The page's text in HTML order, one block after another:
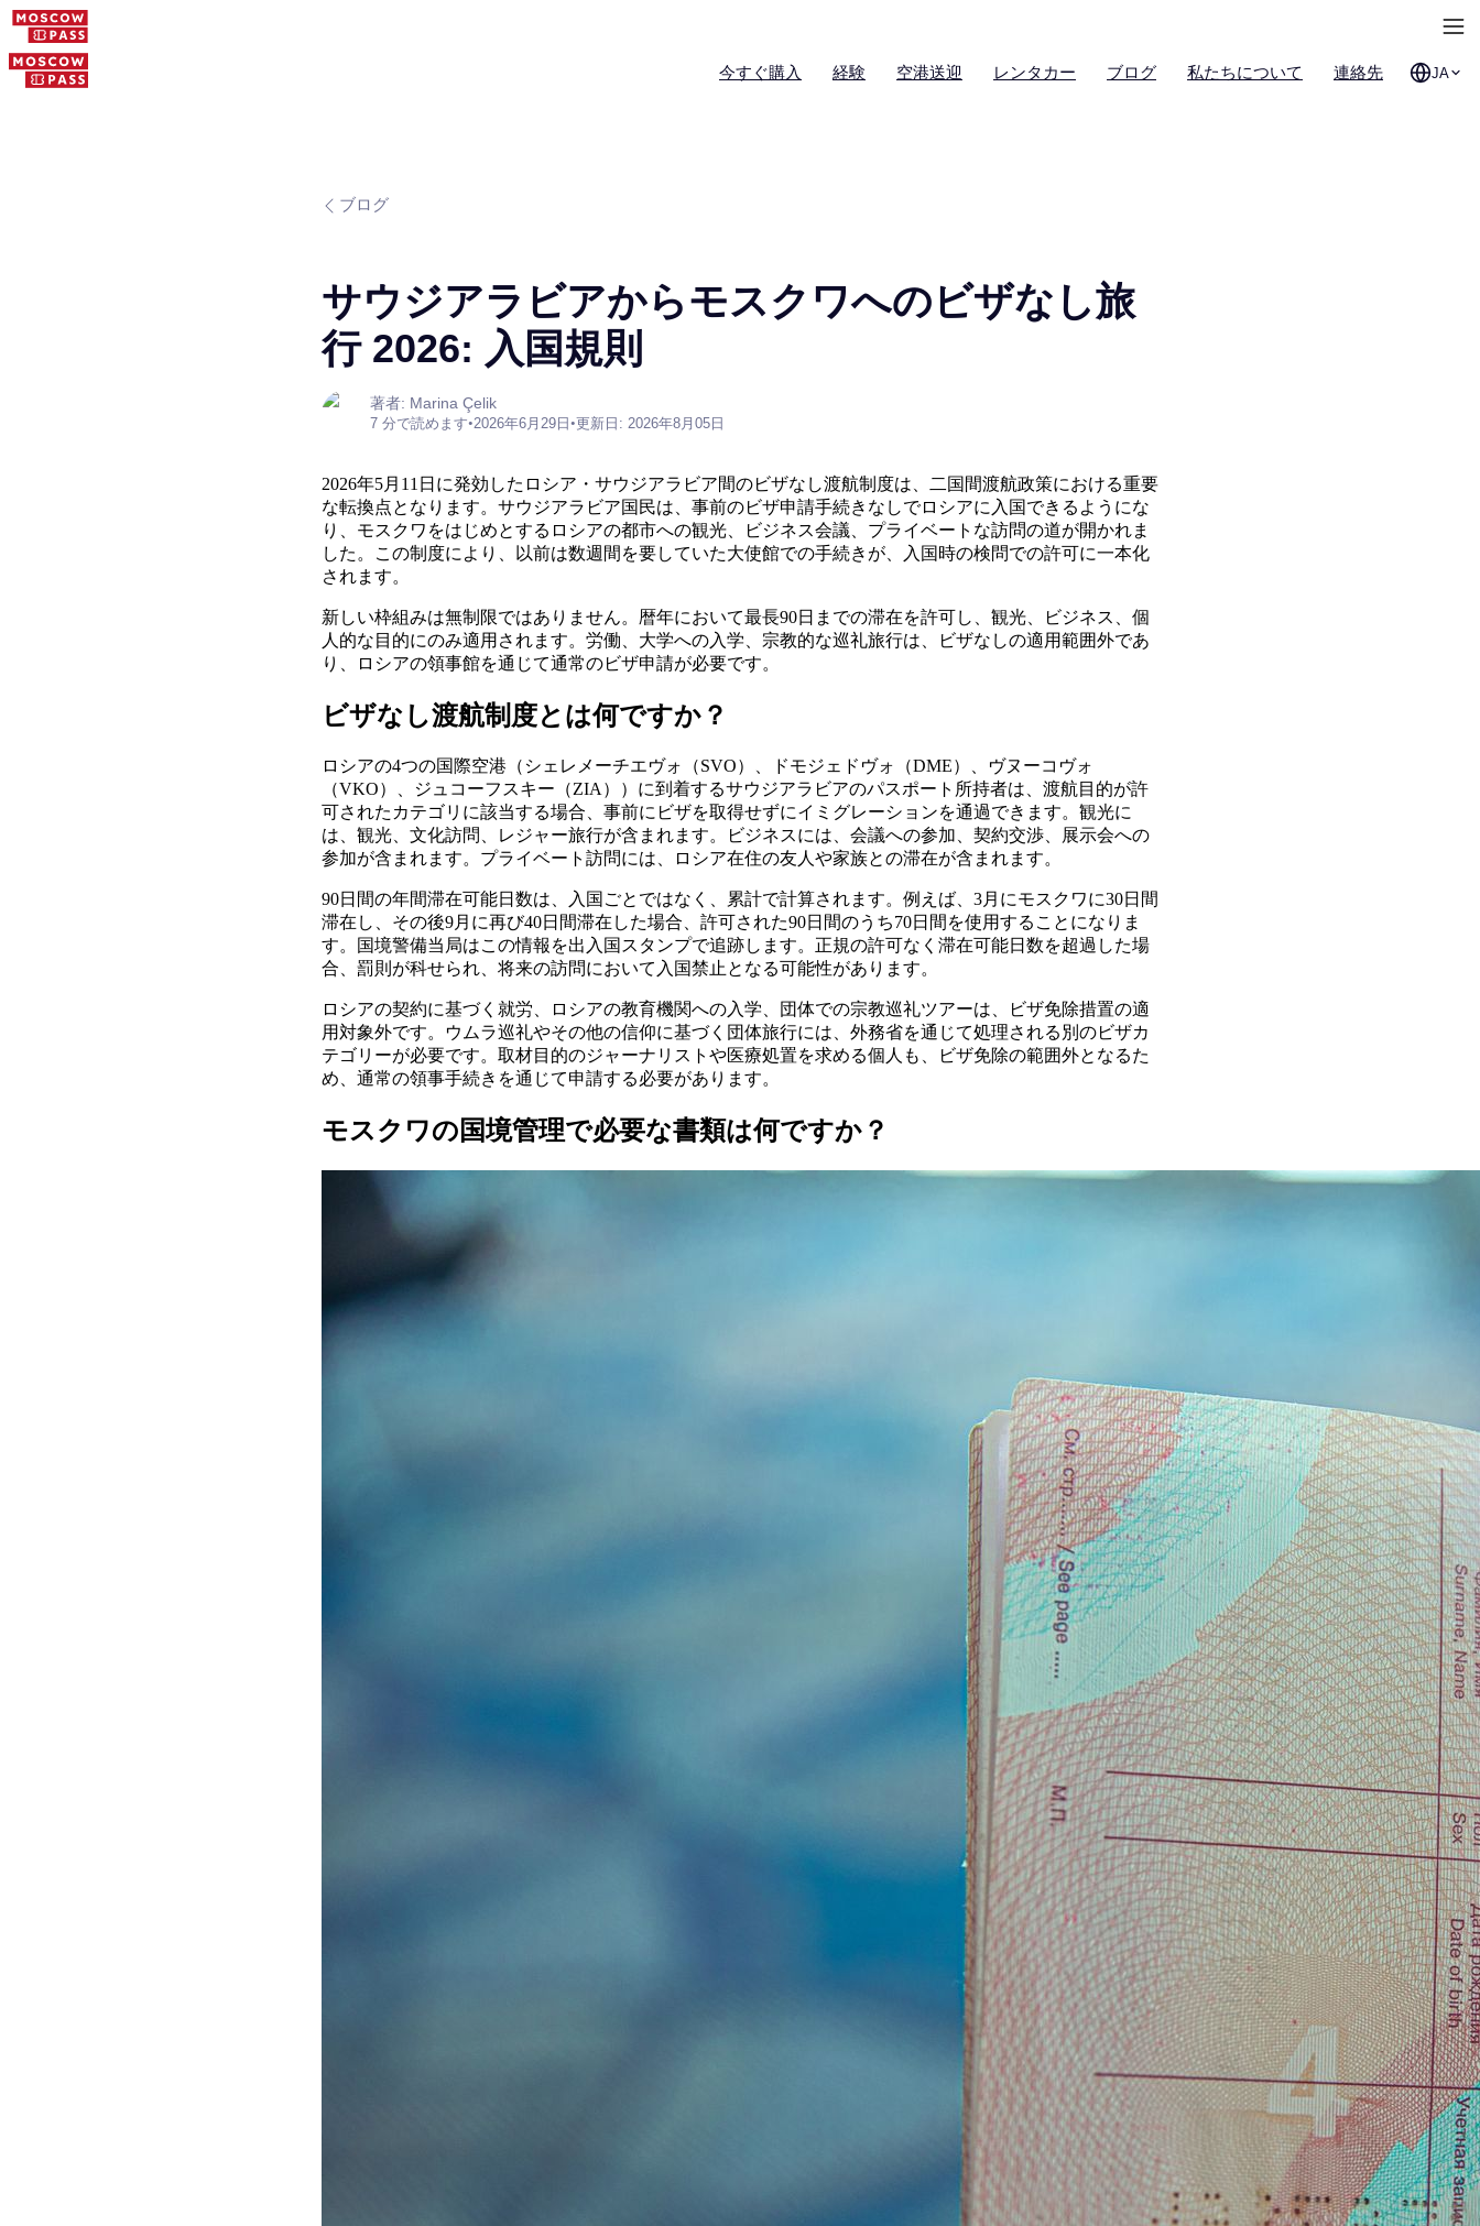
今すぐ購入 経験 空港送迎 レンタカー ブログ 私たちについて 連絡先 JA
ブログ
サウジアラビアからモスクワへのビザなし旅
行 2026: 入国規則
著者: Marina Çelik
7 分で読めます•2026年6月29日 •更新日: 2026年8月05日
2026年5月11日に発効したロシア・サウジアラビア間のビザなし渡航制度は、二国間渡航政策における重要
な転換点となります。サウジアラビア国民は、事前のビザ申請手続きなしでロシアに入国できるようにな
り、モスクワをはじめとするロシアの都市への観光、ビジネス会議、プライベートな訪問の道が開かれま
した。この制度により、以前は数週間を要していた大使館での手続きが、入国時の検問での許可に一本化
されます。
新しい枠組みは無制限ではありません。暦年において最長90日までの滞在を許可し、観光、ビジネス、個
人的な目的にのみ適用されます。労働、大学への入学、宗教的な巡礼旅行は、ビザなしの適用範囲外であ
り、ロシアの領事館を通じて通常のビザ申請が必要です。
ビザなし渡航制度とは何ですか？
ロシアの4つの国際空港（シェレメーチエヴォ（SVO）、ドモジェドヴォ（DME）、ヴヌーコヴォ
（VKO）、ジュコーフスキー（ZIA））に到着するサウジアラビアのパスポート所持者は、渡航目的が許
可されたカテゴリに該当する場合、事前にビザを取得せずにイミグレーションを通過できます。観光に
は、観光、文化訪問、レジャー旅行が含まれます。ビジネスには、会議への参加、契約交渉、展示会への
参加が含まれます。プライベート訪問には、ロシア在住の友人や家族との滞在が含まれます。
90日間の年間滞在可能日数は、入国ごとではなく、累計で計算されます。例えば、3月にモスクワに30日間
滞在し、その後9月に再び40日間滞在した場合、許可された90日間のうち70日間を使用することになりま
す。国境警備当局はこの情報を出入国スタンプで追跡します。正規の許可なく滞在可能日数を超過した場
合、罰則が科せられ、将来の訪問において入国禁止となる可能性があります。
ロシアの契約に基づく就労、ロシアの教育機関への入学、団体での宗教巡礼ツアーは、ビザ免除措置の適
用対象外です。ウムラ巡礼やその他の信仰に基づく団体旅行には、外務省を通じて処理される別のビザカ
テゴリーが必要です。取材目的のジャーナリストや医療処置を求める個人も、ビザ免除の範囲外となるた
め、通常の領事手続きを通じて申請する必要があります。
モスクワの国境管理で必要な書類は何ですか？